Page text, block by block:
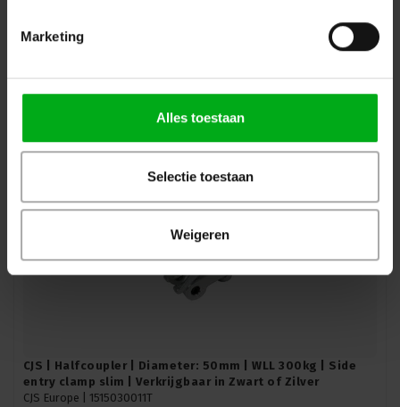
Marketing
Alles toestaan
Selectie toestaan
Weigeren
WLL 300kg | attach TV spigot | Kleur: Zwart
CJS Europe |
CJS | Halfcoupler | Diameter: 50mm | WLL 300kg | Side
entry clamp slim | Verkrijgbaar in Zwart of Zilver
CJS Europe | 1515030011T